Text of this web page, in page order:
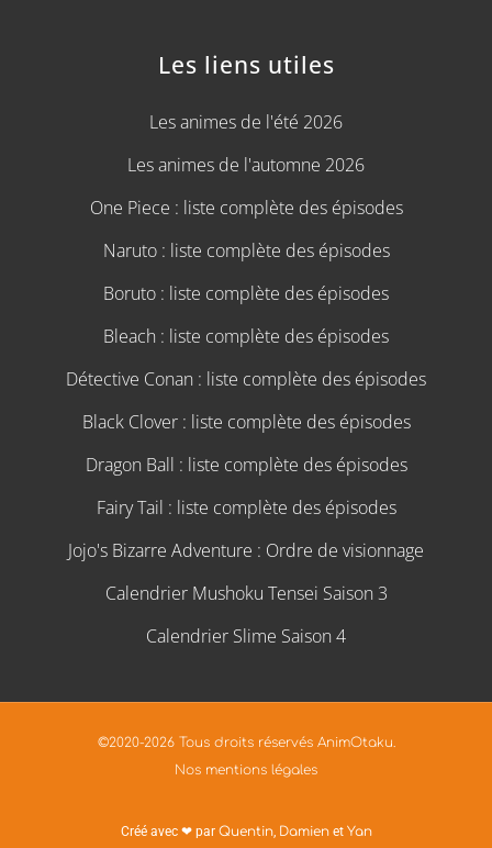
Les liens utiles
Les animes de l'été 2026
Les animes de l'automne 2026
One Piece : liste complète des épisodes
Naruto : liste complète des épisodes
Boruto : liste complète des épisodes
Bleach : liste complète des épisodes
Détective Conan : liste complète des épisodes
Black Clover : liste complète des épisodes
Dragon Ball : liste complète des épisodes
Fairy Tail : liste complète des épisodes
Jojo's Bizarre Adventure : Ordre de visionnage
Calendrier Mushoku Tensei Saison 3
Calendrier Slime Saison 4
©2020-2026 Tous droits réservés AnimOtaku.
Nos mentions légales
Créé avec ❤ par Quentin, Damienet Yan